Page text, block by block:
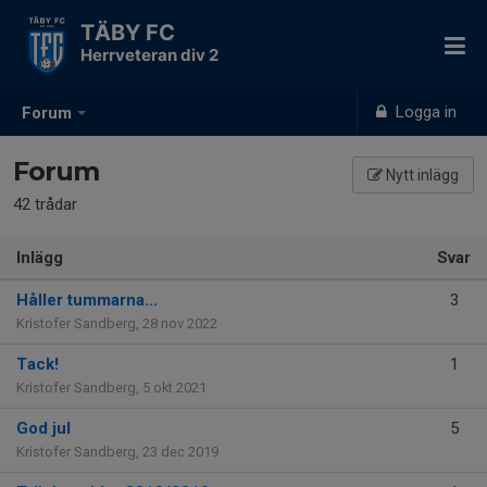
Forum Logga in
TÄBY FC
Herrveteran div 2
Forum Nytt inlägg
42 trådar
Inlägg Svar
Håller tummarna...
Kristofer Sandberg, 28 nov 2022
3
Tack!
Kristofer Sandberg, 5 okt 2021
1
God jul
Kristofer Sandberg, 23 dec 2019
5